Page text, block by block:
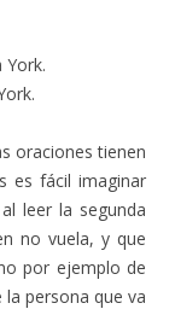
oraciones tienen
es fácil imaginar
leer la segunda
no vuela, y que
por ejemplo de
persona que va